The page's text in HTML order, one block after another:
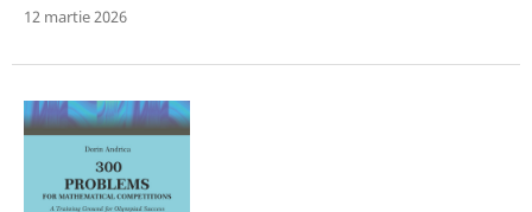
12 martie 2026